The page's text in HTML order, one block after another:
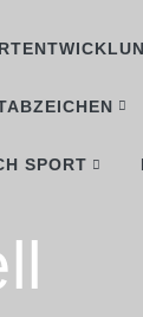
SPORT